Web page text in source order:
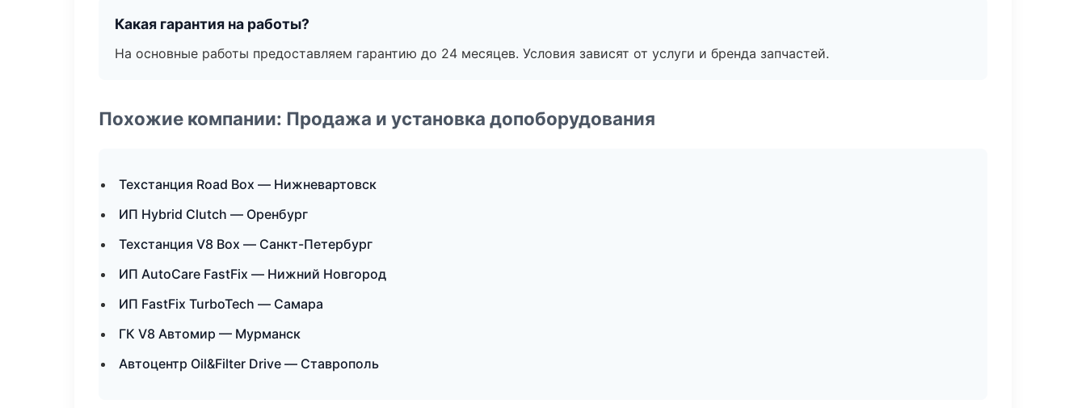
Какая гарантия на работы?
На основные работы предоставляем гарантию до 24 месяцев. Условия зависят от услуги и бренда запчастей.
Похожие компании: Продажа и установка допоборудования
Техстанция Road Box — Нижневартовск
ИП Hybrid Clutch — Оренбург
Техстанция V8 Box — Санкт-Петербург
ИП AutoCare FastFix — Нижний Новгород
ИП FastFix TurboTech — Самара
ГК V8 Автомир — Мурманск
Автоцентр Oil&Filter Drive — Ставрополь